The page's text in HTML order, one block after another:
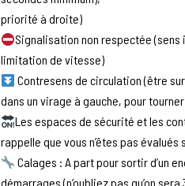
priorité à droite)
Signalisation non respectée
limitation de vitesse)
Contresens de circulation (être
dans un virage à gauche, pour
Les espaces de sécurité et les
rappelle que vous n’êtes pas
Calages : A part pour sortir d’un
démarrages (n’oubliez pas qu’on